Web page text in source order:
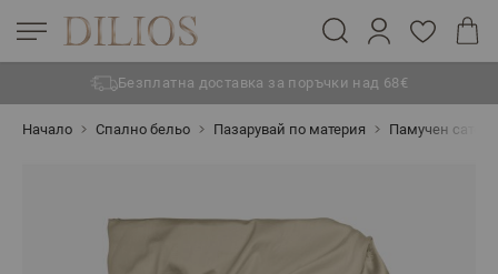
Безплатна доставка за поръчки над 68€
Начало Спално бельо Пазарувай по материя Памучен сатен